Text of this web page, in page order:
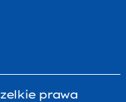
prawa